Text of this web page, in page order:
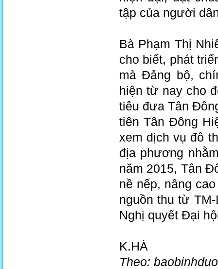
tập của người
Bà Phạm Thị
cho biết, phát
mà Đảng bộ,
hiện từ nay cho
tiêu đưa Tân
tiên Tân Đông
xem dịch vụ đô
địa phương
năm 2015, Tân
nề nếp, nâng
nguồn thu từ
Nghị quyết Đại
K.HÀ
Theo: